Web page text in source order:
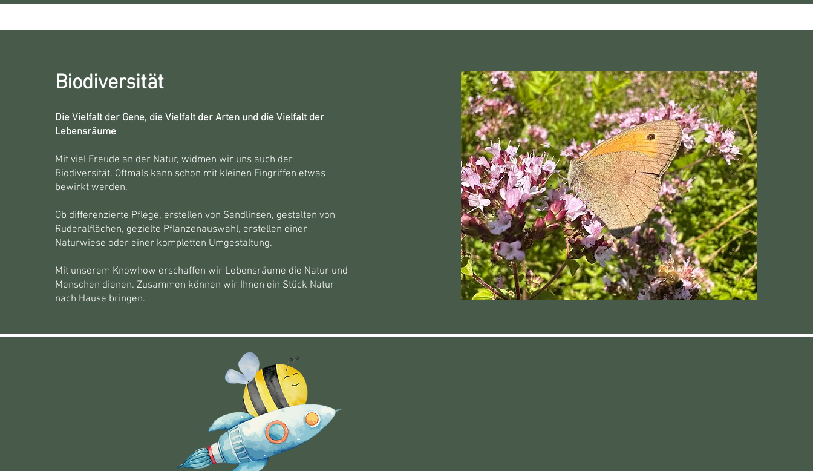
Biodiversität
Die Vielfalt der Gene, die Vielfalt der Arten und die Vielfalt der
Lebensräume
Mit viel Freude an der Natur, widmen wir uns auch der
Biodiversität. Oftmals kann schon mit kleinen Eingriffen etwas
bewirkt werden.
Ob differenzierte Pflege, erstellen von Sandlinsen, gestalten von
Ruderalflächen, gezielte Pflanzenauswahl, erstellen einer
Naturwiese oder einer kompletten Umgestaltung.
Mit unserem Knowhow erschaffen wir Lebensräume die Natur und
Menschen dienen. Zusammen können wir Ihnen ein Stück Natur
nach Hause bringen.